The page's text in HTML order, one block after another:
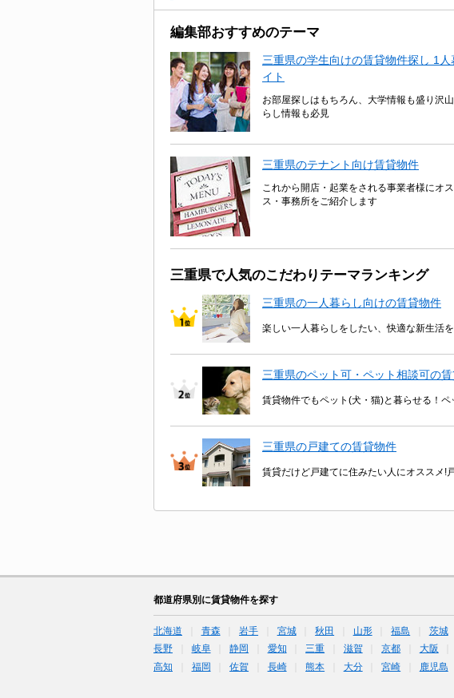
編集部おすすめのテーマ
三重県の学生向けの賃貸物件探し 1
イト
お部屋探しはもちろん、大学情報も盛り沢
らし情報も必見
三重県のテナント向け賃貸物件
これから開店・起業をされる事業者様にオ
ス・事務所をご紹介します
三重県で人気のこだわりテーマランキング
三重県の一人暮らし向けの賃貸物件
楽しい一人暮らしをしたい、快適な新生活
三重県のペット可・ペット相談可の
賃貸物件でもペット(犬・猫)と暮らせる！
三重県の戸建ての賃貸物件
賃貸だけど戸建てに住みたい人にオススメ!
都道府県別に賃貸物件を探す
北海道 青森 岩手 宮城 秋田 山形 福島 茨城
長野
岐阜 静岡 愛知 三重 滋賀 京都 大阪
高知
福岡 佐賀 長崎 熊本 大分 宮崎 鹿児島